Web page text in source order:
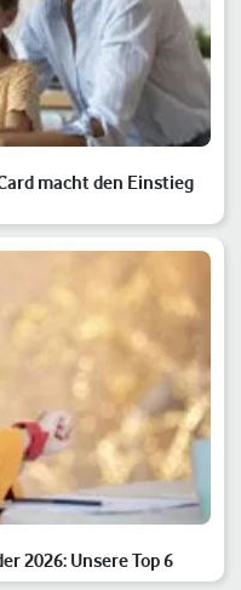
macht den Einstieg
2026: Unsere Top 6